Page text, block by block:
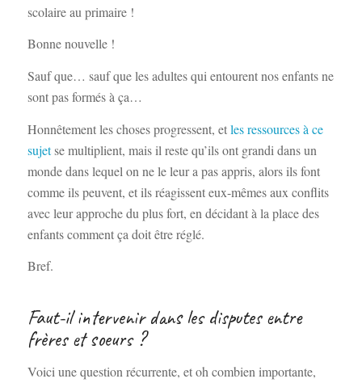
scolaire au primaire !
Bonne nouvelle !
Sauf que… sauf que les adultes qui entourent nos enfants ne
sont pas formés à ça…
Honnêtement les choses progressent, etles ressources à ce
sujetse multiplient, mais il reste qu’ils ont grandi dans un
monde dans lequel on ne le leur a pas appris, alors ils font
comme ils peuvent, et ils réagissent eux-mêmes aux conflits
avec leur approche du plus fort, en décidant à la place des
enfants comment ça doit être réglé.
Bref.
Faut-il intervenir dans les disputes entre
frères et soeurs ?
Voici une question récurrente, et oh combien importante,